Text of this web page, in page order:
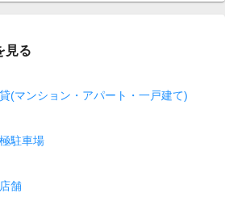
見る
(マンション・アパート・一戸建て)
駐車場
舗